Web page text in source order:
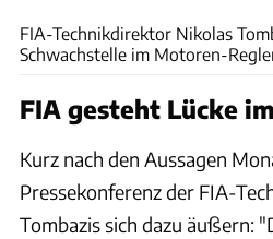
FIA-Technikdirektor Nikolas
Schwachstelle im Motoren-
FIA gesteht Lücke
Kurz nach den Aussagen
Pressekonferenz der FIA-
Tombazis sich dazu äußern: